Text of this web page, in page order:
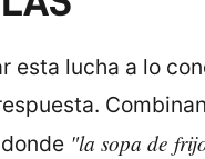
esta lucha a lo
"la sopa de